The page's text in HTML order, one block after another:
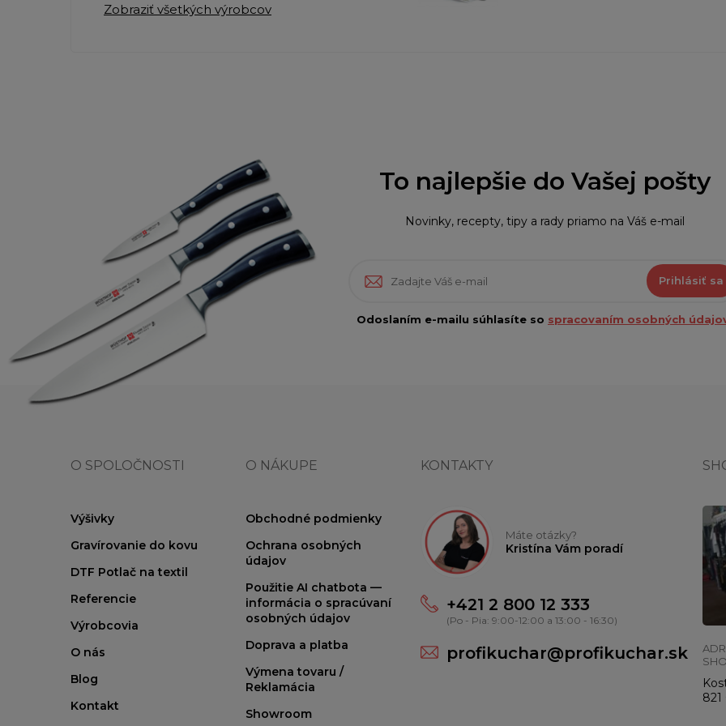
Zobraziť všetkých výrobcov
To najlepšie do Vašej pošty
Novinky, recepty, tipy a rady priamo na Váš e-mail
Prihlásiť sa
Odoslaním e-mailu súhlasíte so spracovaním osobných
O SPOLOČNOSTI
Výšivky
Gravírovanie do kovu
DTF Potlač na textil
Referencie
Výrobcovia
O nás
Blog
Kontakt
O NÁKUPE
Obchodné podmienky
Ochrana osobných
údajov
Použitie AI chatbota —
informácia o spracúvaní
osobných údajov
Doprava a platba
Výmena tovaru /
Reklamácia
Showroom
KONTAKTY
Máte otázky?
Kristína Vám poradí
+421 2 800 12 333
(Po - Pia: 9:00-12:00 a 13:00 - 16:30)
profikuchar@profikuchar.sk